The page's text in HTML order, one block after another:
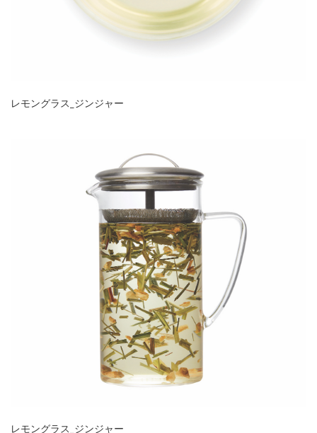
レモングラス_ジンジャー
レモングラス_ジンジャー